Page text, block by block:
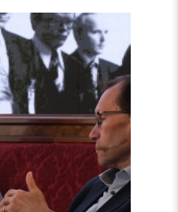
Read
article
"Møt
Helsingforskomiteen
på
Arendalsuka
2026"